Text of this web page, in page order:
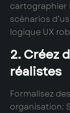
cartographier
scénarios
logique UX
2. Créez
réalistes
Formalisez
organisation: